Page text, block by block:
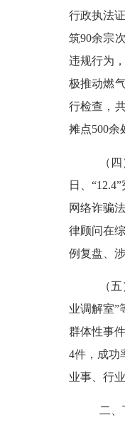
行政执法
筑90余宗
违规行为
极推动燃
行检查，
摊点500余
（
日、
网络诈骗
律顾问在
例复盘、
（
业调解室”
群体性事
4件，成功
业事、行
二、